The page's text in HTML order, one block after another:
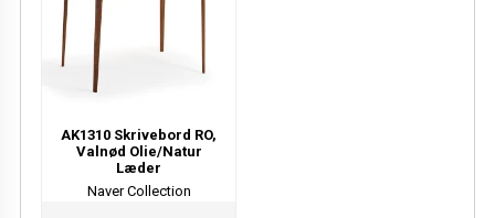
AK1310 Skrivebord RO,
Valnød Olie/Natur
Læder
Naver Collection